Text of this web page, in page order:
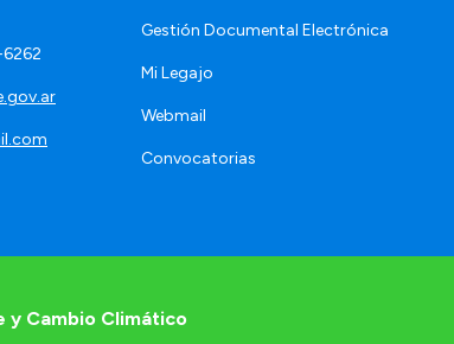
Gestión Documental Electrónica
Mi Legajo
Webmail
Convocatorias
y Cambio Climático